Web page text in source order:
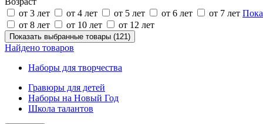
от 3 лет
от 4 лет от 5 лет от 6 лет от 7 лет
от 8 лет
от 10 лет от 12 лет
Показать выбранные товары (121 )
Найдено товаров
Наборы для творчества
Гравюры для детей
Наборы на Новый Год
Школа талантов